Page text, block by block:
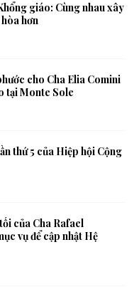
giáo: Cùng nhau xây
hơn
cho Cha Elia Comini
tại Monte Sole
thứ 5 của Hiệp hội Cộng
của Cha Rafael
vụ để cập nhật Hệ